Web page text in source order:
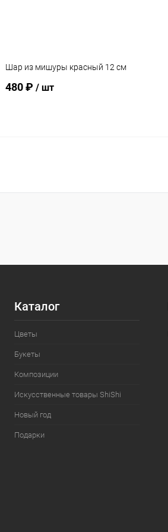
Шар из мишуры красный 12 см
480 ₽ / шт
Каталог
Цветы
Букеты
Композиции
Искусственные товары ShiShi
Новый год
Подарки